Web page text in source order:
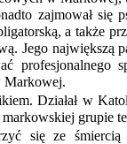
zajmował
a także
Jego największą
Markowej.
Działał w
grupie
się ze śmiercią